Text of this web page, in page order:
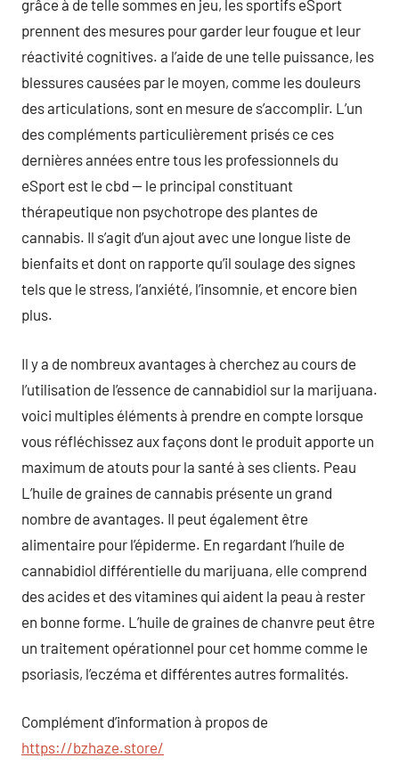
grâce à de telle sommes en jeu, les sportifs eSport
prennent des mesures pour garder leur fougue et leur
réactivité cognitives. a l’aide de une telle puissance, les
blessures causées par le moyen, comme les douleurs
des articulations, sont en mesure de s’accomplir. L’un
des compléments particulièrement prisés ce ces
dernières années entre tous les professionnels du
eSport est le cbd — le principal constituant
thérapeutique non psychotrope des plantes de
cannabis. Il s’agit d’un ajout avec une longue liste de
bienfaits et dont on rapporte qu’il soulage des signes
tels que le stress, l’anxiété, l’insomnie, et encore bien
plus.
Il y a de nombreux avantages à cherchez au cours de
l’utilisation de l’essence de cannabidiol sur la marijuana.
voici multiples éléments à prendre en compte lorsque
vous réfléchissez aux façons dont le produit apporte un
maximum de atouts pour la santé à ses clients. Peau
L’huile de graines de cannabis présente un grand
nombre de avantages. Il peut également être
alimentaire pour l’épiderme. En regardant l’huile de
cannabidiol différentielle du marijuana, elle comprend
des acides et des vitamines qui aident la peau à rester
en bonne forme. L’huile de graines de chanvre peut être
un traitement opérationnel pour cet homme comme le
psoriasis, l’eczéma et différentes autres formalités.
Complément d’information à propos de
https://bzhaze.store/